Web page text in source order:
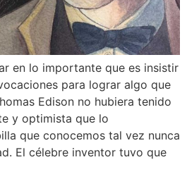
en lo importante que es insistir
para lograr algo que
Edison no hubiera tenido
y optimista que lo
que conocemos tal vez nunca
El célebre inventor tuvo que